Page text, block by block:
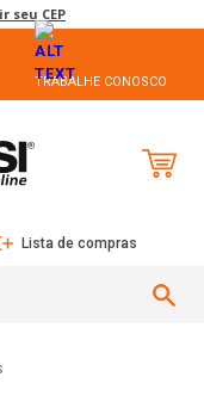
seu CEP
TRABALHE CONOSCO
Lista de compras